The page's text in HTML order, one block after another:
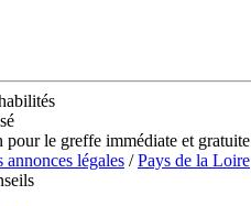
pour le greffe immédiate et gratuite
annonces légales /Pays de la Loire